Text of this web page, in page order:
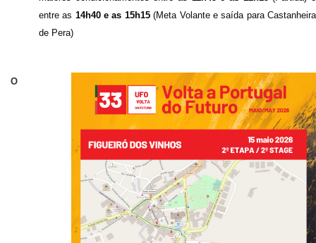
entre as 14h40 e as 15h15(Meta Volante e saída para Castanheira
de Pera)
O